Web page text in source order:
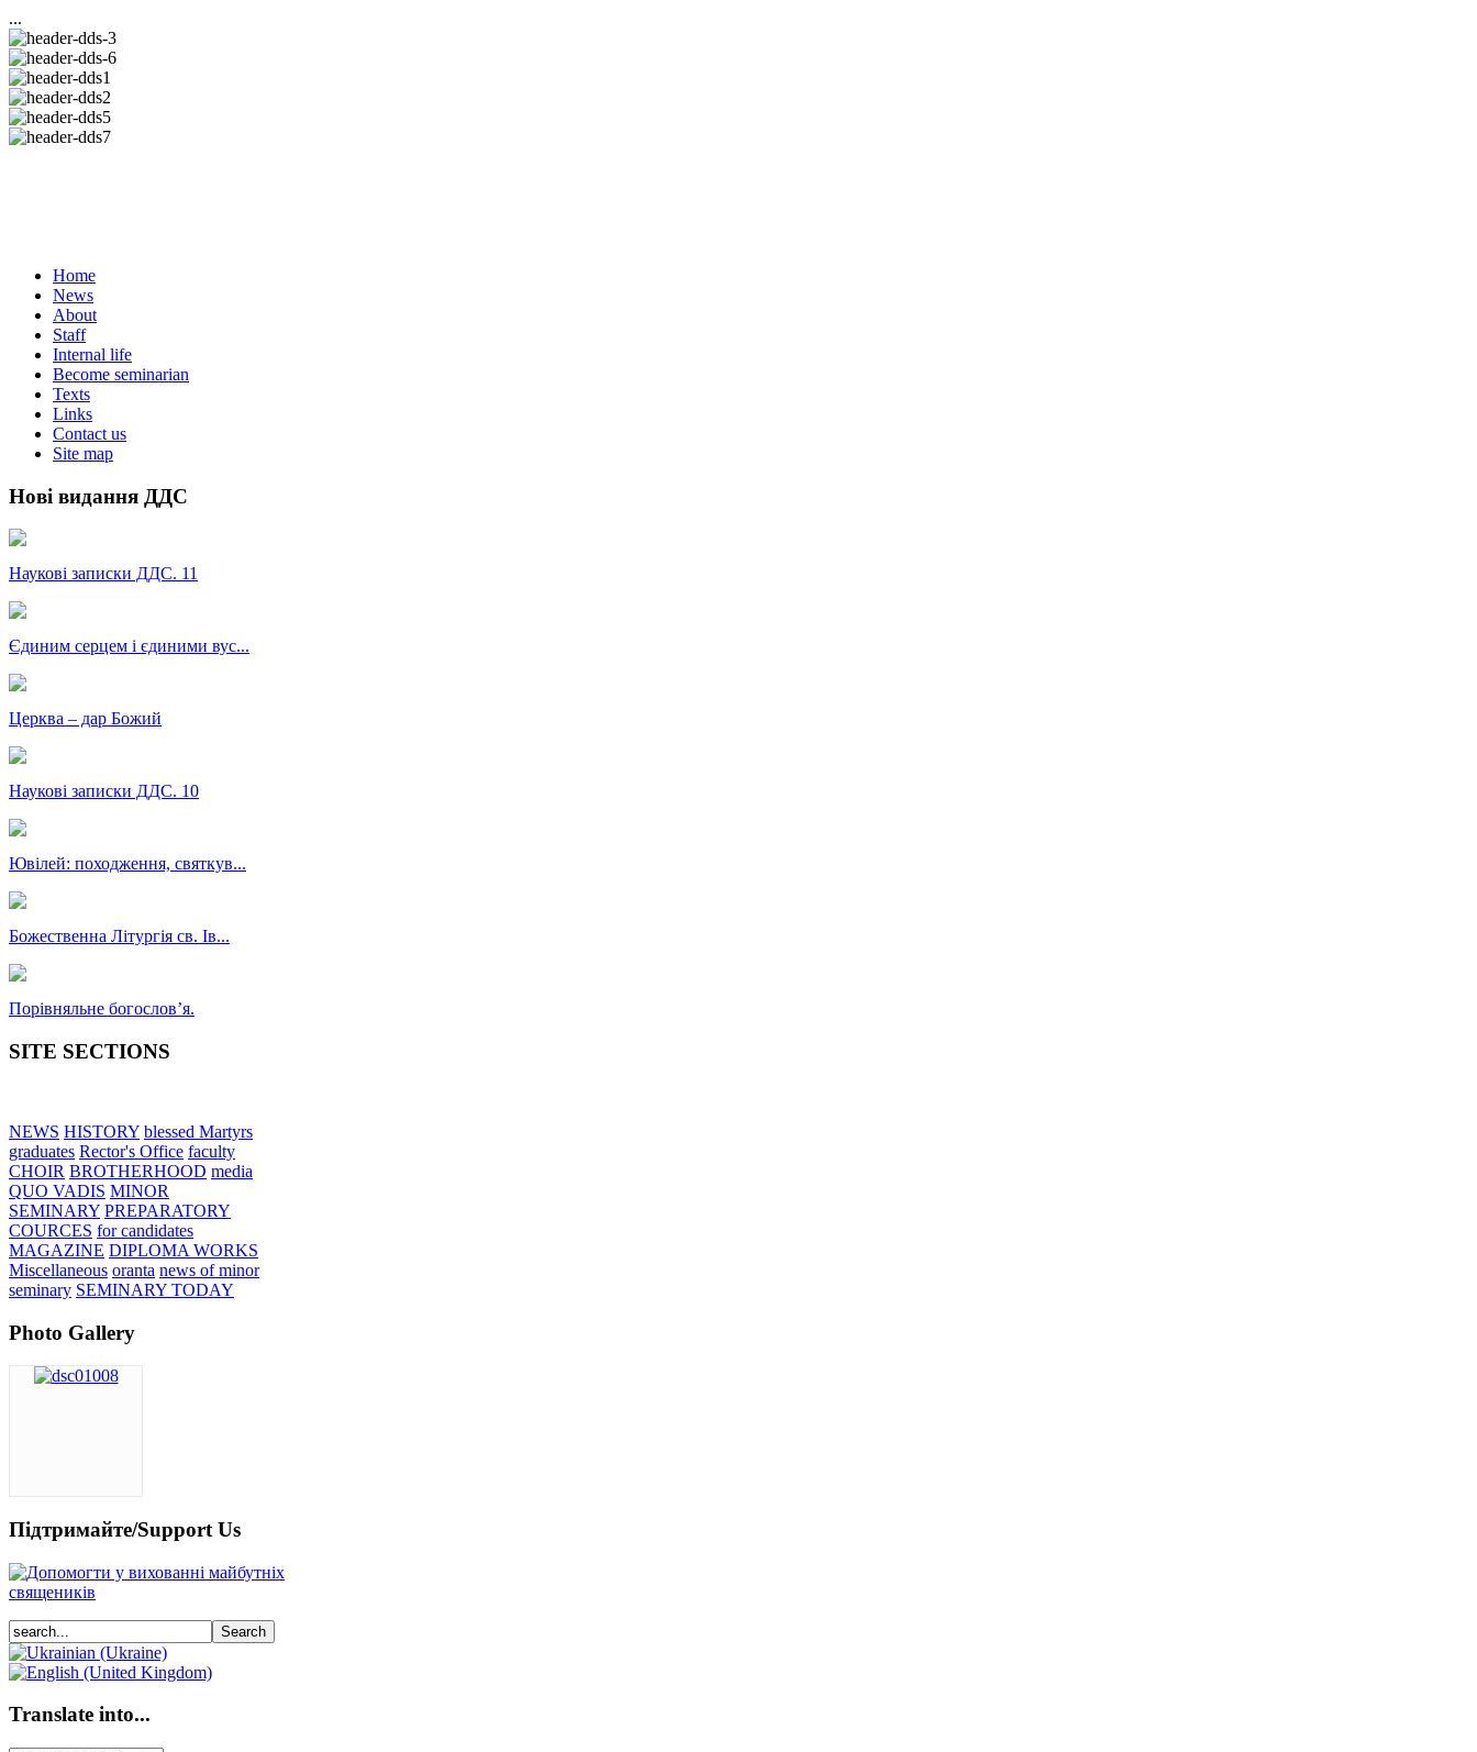
...
Home
News
About
Staff
Internal life
Become seminarian
Texts
Links
Contact us
Site map
Нові видання ДДС
Наукові записки ДДС. 11
Єдиним серцем і єдиними вус...
Церква – дар Божий
Наукові записки ДДС. 10
Ювілей: походження, святкув...
Божественна Літургія св. Ів...
Порівняльне богословʼя.
SITE SECTIONS
NEWS HISTORY blessed Martyrs
graduates Rector's Office faculty
CHOIR BROTHERHOOD media
QUO VADIS MINOR
SEMINARY PREPARATORY
COURCES for candidates
MAGAZINE DIPLOMA WORKS
Miscellaneous oranta news of minor
seminary SEMINARY TODAY
Photo Gallery
Підтримайте/Support Us
Translate into...